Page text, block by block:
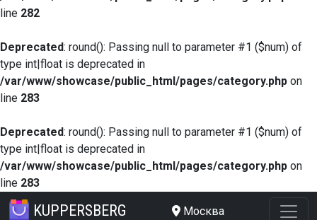
line 282
Deprecated: round(): Passing null to parameter #1 ($num) of
type int|float is deprecated in
/var/www/showcase/public_html/pages/category.php on
line 283
Deprecated: round(): Passing null to parameter #1 ($num) of
type int|float is deprecated in
/var/www/showcase/public_html/pages/category.php on
line 283
KUPPERSBERG Москва